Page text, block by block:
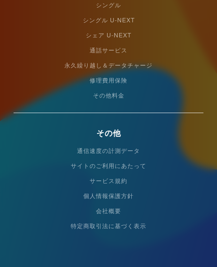
シングル
シングル U-NEXT
シェア U-NEXT
通話サービス
永久繰り越し＆データチャージ
修理費用保険
その他料金
その他
通信速度の計測データ
サイトのご利用にあたって
サービス規約
個人情報保護方針
会社概要
特定商取引法に基づく表示